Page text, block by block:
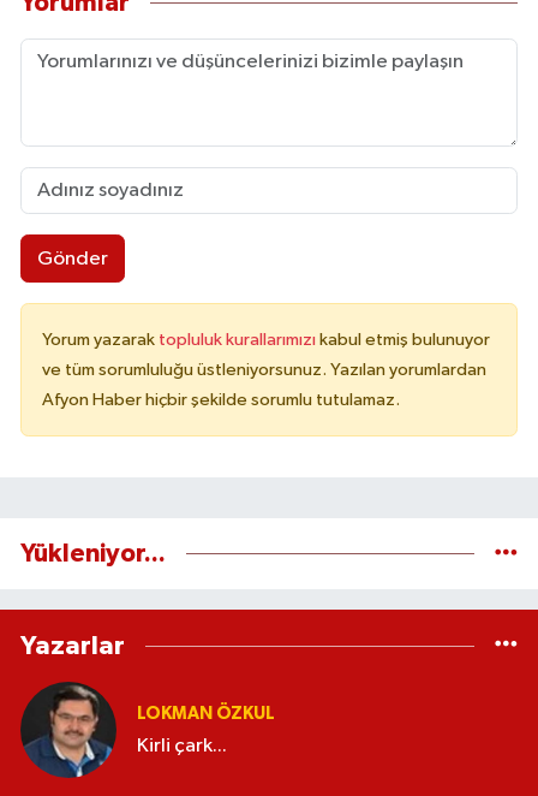
Gönder
Yorum yazarak topluluk kurallarımızı kabul etmiş bulunuyor
ve tüm sorumluluğu üstleniyorsunuz. Yazılan yorumlardan
Afyon Haber hiçbir şekilde sorumlu tutulamaz.
Yükleniyor...
Yazarlar
LOKMAN ÖZKUL
Kirli çark...